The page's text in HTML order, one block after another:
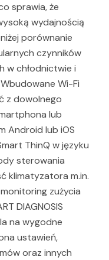
sprawia, że
wydajnością
porównanie
czynników
w chłodnictwie i
Wi-Fi
z dowolnego
lub
Android lub iOS
ThinQ w języku
sterowania
klimatyzatora m.in.
zużycia
DIAGNOSIS
na wygodne
ustawień,
oraz innych